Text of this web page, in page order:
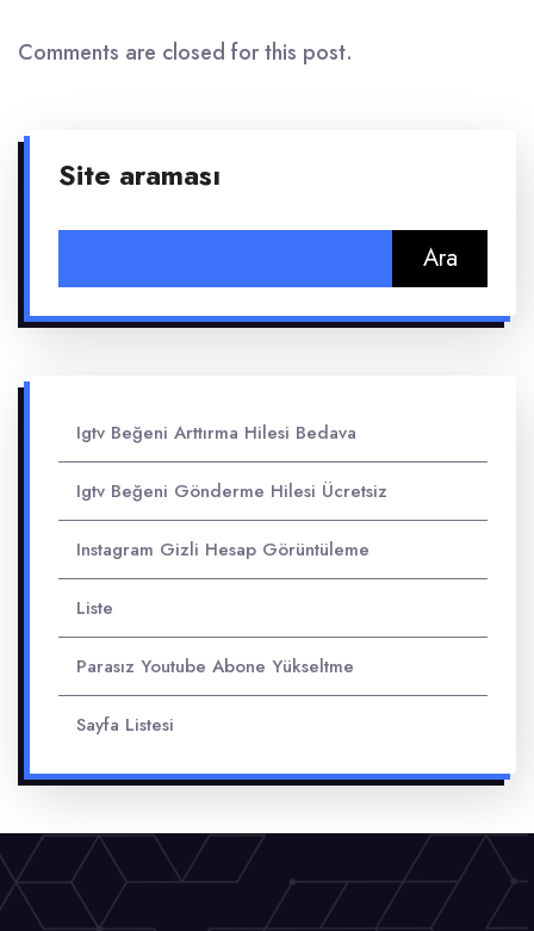
Comments are closed for this post.
Site araması
Igtv Beğeni Arttırma Hilesi Bedava
Igtv Beğeni Gönderme Hilesi Ücretsiz
Instagram Gizli Hesap Görüntüleme
Liste
Parasız Youtube Abone Yükseltme
Sayfa Listesi